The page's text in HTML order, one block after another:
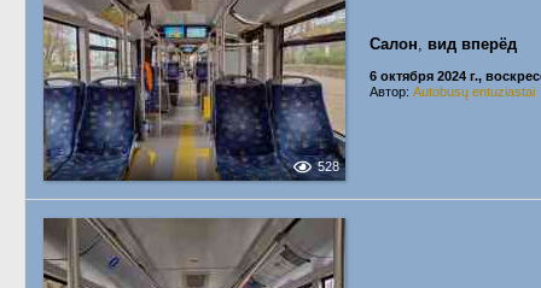
528
Салон, вид вперёд
6 октября 2024 г.,
Автор: Autobusų entuziastai